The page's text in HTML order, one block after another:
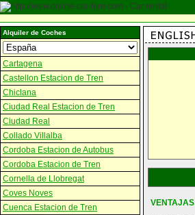
Alquiler de Coches
Cartagena
Castellon Estacion de Tren
Chiclana
Ciudad Real Estacion de Tren
Ciudad Real
Collado Villalba
Cordoba Estacion de Autobus
Cordoba Estacion de Tren
Cornella de Llobregat
Coves Noves
Cuenca Estacion de Tren
VENTAJAS